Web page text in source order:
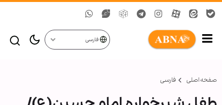
فارسی
صفحه اصلی فارسی